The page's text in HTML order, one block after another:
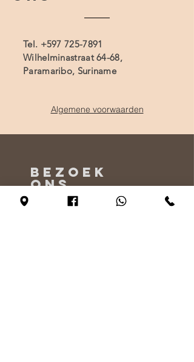
Tel. +597 725-7891
Wilhelminastraat 64-68,
Paramaribo, Suriname
Algemene voorwaarden
BEZOEK
ONS